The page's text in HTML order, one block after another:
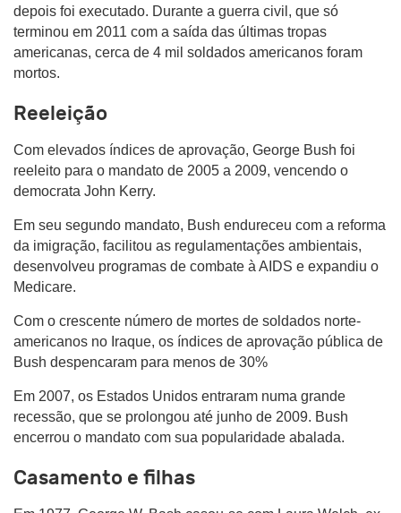
depois foi executado. Durante a guerra civil, que só
terminou em 2011 com a saída das últimas tropas
americanas, cerca de 4 mil soldados americanos foram
mortos.
Reeleição
Com elevados índices de aprovação, George Bush foi
reeleito para o mandato de 2005 a 2009, vencendo o
democrata John Kerry.
Em seu segundo mandato, Bush endureceu com a reforma
da imigração, facilitou as regulamentações ambientais,
desenvolveu programas de combate à AIDS e expandiu o
Medicare.
Com o crescente número de mortes de soldados norte-
americanos no Iraque, os índices de aprovação pública de
Bush despencaram para menos de 30%
Em 2007, os Estados Unidos entraram numa grande
recessão, que se prolongou até junho de 2009. Bush
encerrou o mandato com sua popularidade abalada.
Casamento e filhas